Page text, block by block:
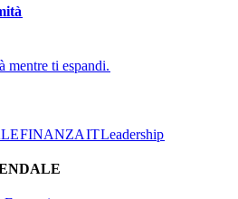
mentre ti espandi.​​
FINANZA​​IT​​Leadership​​